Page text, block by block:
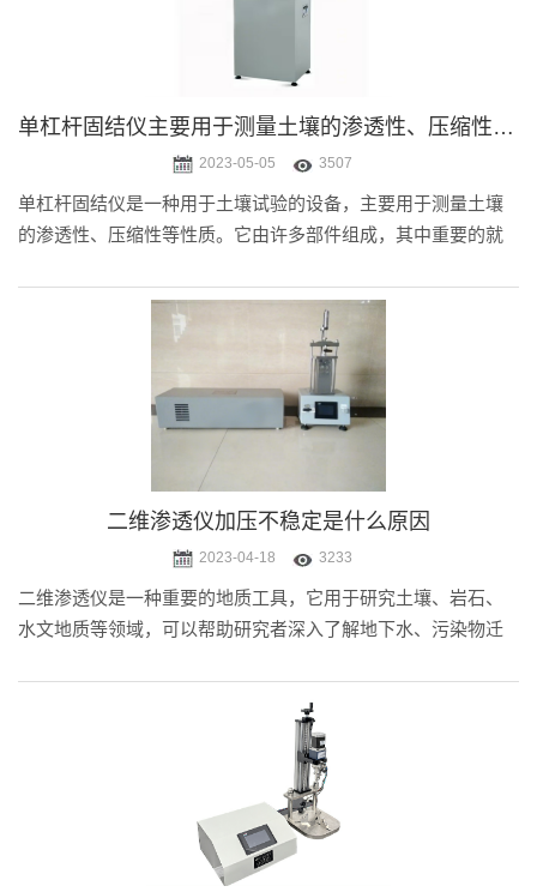
单杠杆固结仪主要用于测量土壤的渗透性、压缩性等性质
2023-05-05 3507
单杠杆固结仪是一种用于土壤试验的设备，主要用于测量土壤
的渗透性、压缩性等性质。它由许多部件组成，其中重要的就
间，上面的隔间是支撑杠的位置，在下面的隔间中填充有要
二维渗透仪加压不稳定是什么原因
2023-04-18 3233
二维渗透仪是一种重要的地质工具，它用于研究土壤、岩石、
水文地质等领域，可以帮助研究者深入了解地下水、污染物迁